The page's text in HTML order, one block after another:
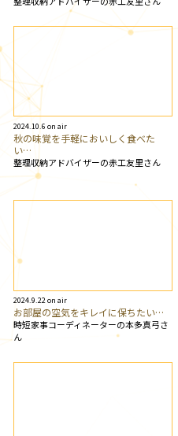
2024.10.6 on air
秋の味覚を手軽においしく食べた
い…
整理収納アドバイザーの赤工友里さん
2024.9.22 on air
お部屋の空気をキレイに保ちたい…
時短家事コーディネーターの本多真弓さ
ん